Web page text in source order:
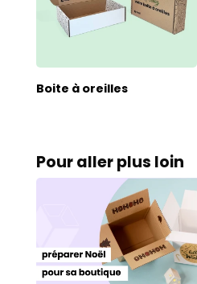
Boite à oreilles
Pour aller plus loin